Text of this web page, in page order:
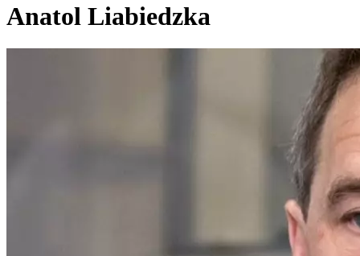
Anatol Liabiedzka